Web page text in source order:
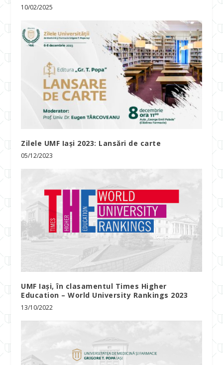
10/02/2025
Zilele UMF Iași 2023: Lansări de carte
05/12/2023
UMF Iași, în clasamentul Times Higher
Education – World University Rankings 2023
13/10/2022